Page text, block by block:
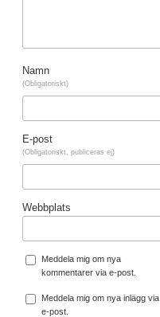
Namn
(Obligatoriskt)
E-post
(Obligatoriskt, publiceras ej)
Webbplats
Meddela mig om nya
kommentarer via e-post.
Meddela mig om nya inlägg via
e-post.